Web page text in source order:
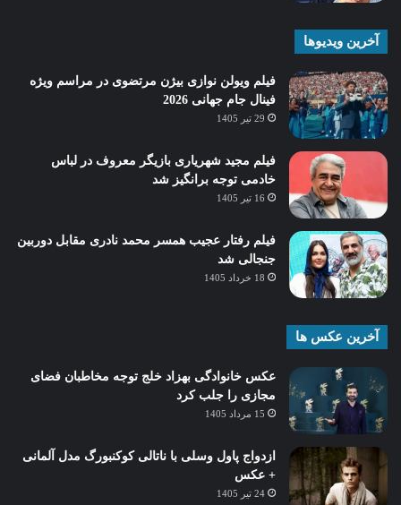
آخرین ویدیوها
فیلم ویولن نوازی بیژن مرتضوی در مراسم ویژه
فینال جام جهانی 2026
29 تیر 1405
فیلم مجید شهریاری بازیگر معروف در لباس
خادمی توجه برانگیز شد
16 تیر 1405
فیلم رفتار عجیب همسر محمد نادری مقابل دوربین
جنجالی شد
18 خرداد 1405
آخرین عکس ها
عکس خانوادگی بهزاد خلج توجه مخاطبان فضای
مجازی را جلب کرد
15 مرداد 1405
ازدواج پاول وسلی با ناتالی کوکنبورگ مدل آلمانی
+ عکس
24 تیر 1405